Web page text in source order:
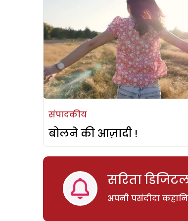
संपादकीय
बोलने की आज़ादी !
सरिता
अपनी पसंदीदा